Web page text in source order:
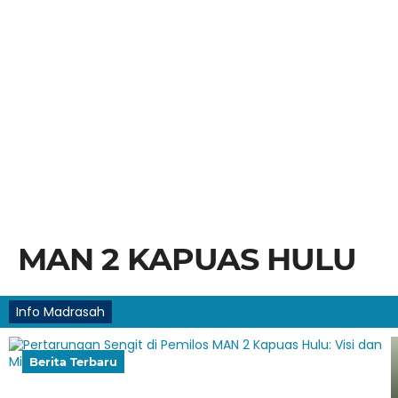
MAN 2 KAPUAS HULU
Info Madrasah
Berita Terbaru